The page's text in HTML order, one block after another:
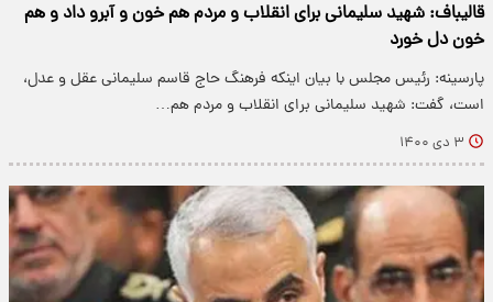
قالیباف: شهید سلیمانی برای انقلاب و مردم هم خون و آبرو داد و هم
خون دل خورد
پارسینه: رئیس مجلس با بیان اینکه فرهنگ حاج قاسم سلیمانی عقل و عدل،
است، گفت: شهید سلیمانی برای انقلاب و مردم هم…
۳ دی ۱۴۰۰